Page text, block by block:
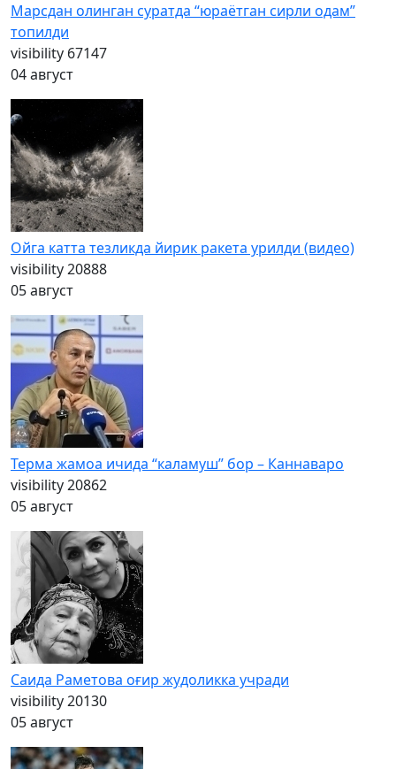
Марсдан олинган суратда “юраётган сирли одам”
топилди
visibility 67147
04 август
Ойга катта тезликда йирик ракета урилди (видео)
visibility20888
05 август
Терма жамоа ичида “каламуш” бор – Каннаваро
visibility20862
05 август
Саида Раметова оғир жудоликка учради
visibility20130
05 август